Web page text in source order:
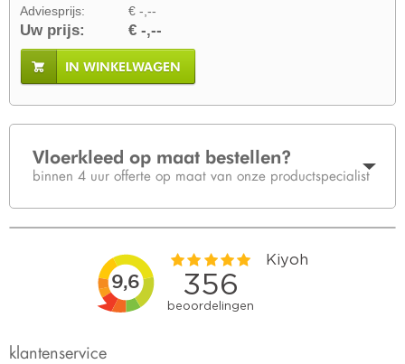
Adviesprijs:
€ -,--
Uw prijs: € -,--
IN WINKELWAGEN
Vloerkleed op maat bestellen?
binnen 4 uur offerte op maat van onze productspecialist
klantenservice